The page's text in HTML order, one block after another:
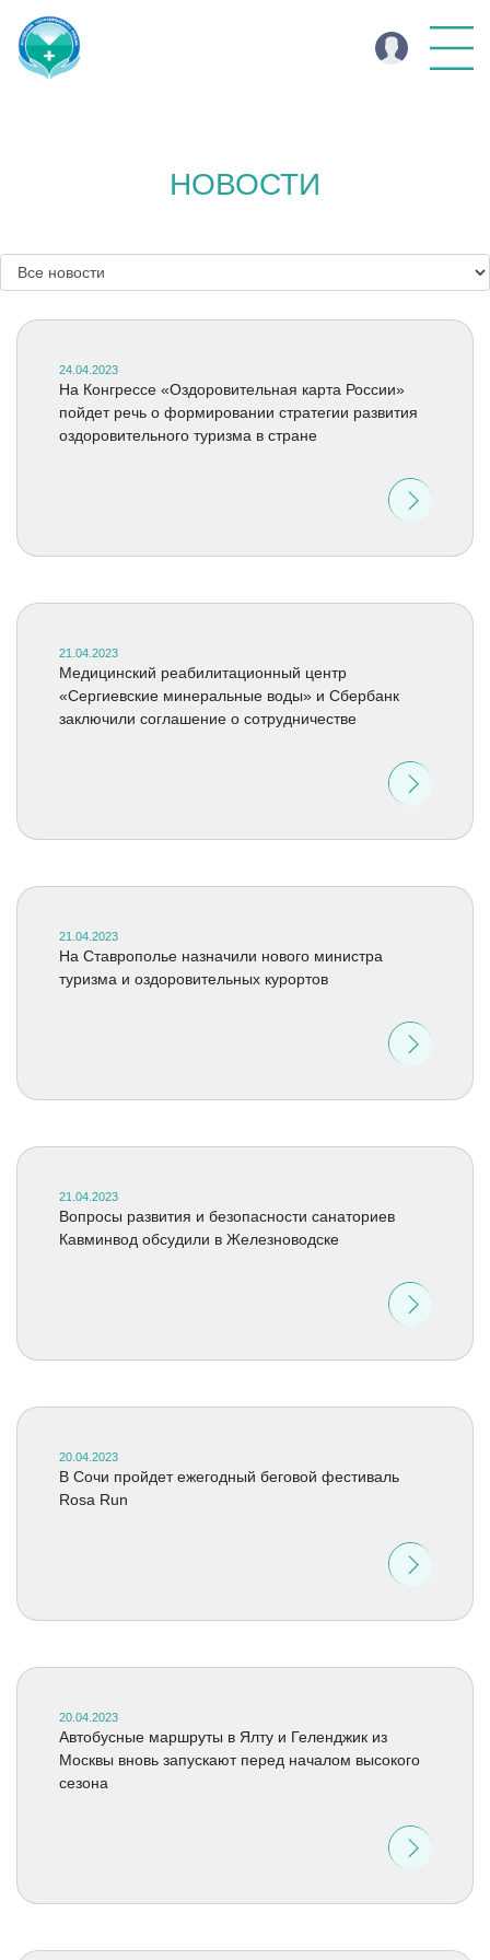
НОВОСТИ
24.04.2023
На Конгрессе «Оздоровительная карта России»
пойдет речь о формировании стратегии развития
оздоровительного туризма в стране
21.04.2023
Медицинский реабилитационный центр
«Сергиевские минеральные воды» и Сбербанк
заключили соглашение о сотрудничестве
21.04.2023
На Ставрополье назначили нового министра
туризма и оздоровительных курортов
21.04.2023
Вопросы развития и безопасности санаториев
Кавминвод обсудили в Железноводске
20.04.2023
В Сочи пройдет ежегодный беговой фестиваль
Rosa Run
20.04.2023
Автобусные маршруты в Ялту и Геленджик из
Москвы вновь запускают перед началом высокого
сезона